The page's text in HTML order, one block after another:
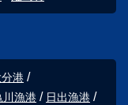
港
川漁港
日出漁港